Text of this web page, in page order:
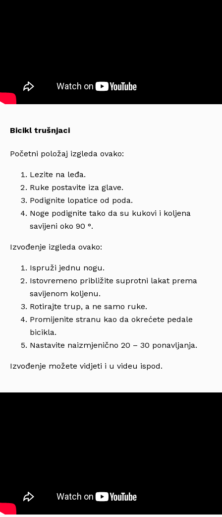
Bicikl trušnjaci
Početni položaj izgleda ovako:
Lezite na leđa.
Ruke postavite iza glave.
Podignite lopatice od poda.
Noge podignite tako da su kukovi i koljena
savijeni oko 90 °.
Izvođenje izgleda ovako:
Ispruži jednu nogu.
Istovremeno približite suprotni lakat prema
savijenom koljenu.
Rotirajte trup, a ne samo ruke.
Promijenite stranu kao da okrećete pedale
bicikla.
Nastavite naizmjenično 20 – 30 ponavljanja.
Izvođenje možete vidjeti i u videu ispod.